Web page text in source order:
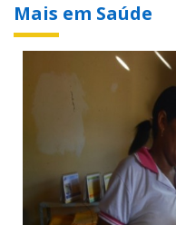
Mais em Saúde